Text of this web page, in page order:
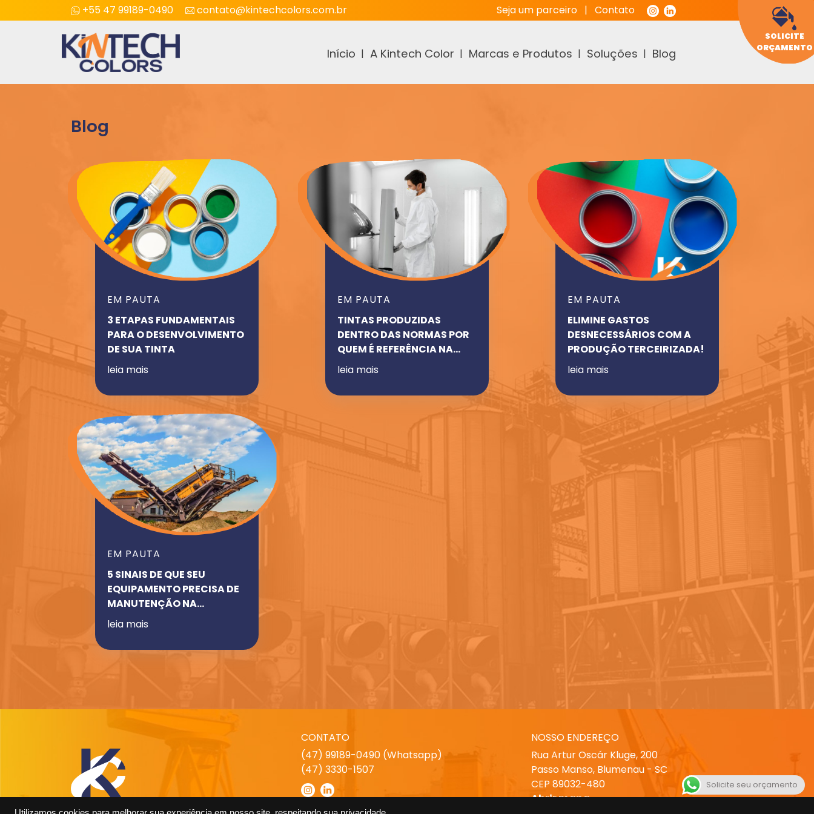
+55 47 99189-0490 contato@kintechcolors.com.br Seja um parceiro | Contato
SOLICITE
ORÇAMENTO
Início A Kintech Color Marcas e Produtos Soluções Blog
Blog
EM PAUTA
3 ETAPAS FUNDAMENTAIS
PARA O DESENVOLVIMENTO
DE SUA TINTA
leia mais
EM PAUTA
TINTAS PRODUZIDAS
DENTRO DAS NORMAS POR
QUEM É REFERÊNCIA NA
ÁREA
leia mais
EM PAUTA
ELIMINE GASTOS
DESNECESSÁRIOS COM A
PRODUÇÃO TERCEIRIZADA!
leia mais
EM PAUTA
5 SINAIS DE QUE SEU
EQUIPAMENTO PRECISA DE
MANUTENÇÃO NA
PINTURA!
leia mais
CONTATO
(47) 99189-0490 (Whatsapp)
(47) 3330-1507
NOSSO ENDEREÇO
Rua Artur Oscár Kluge, 200
Passo Manso, Blumenau - SC
CEP 89032-480
Abrir mapa
Solicite seu orçamento